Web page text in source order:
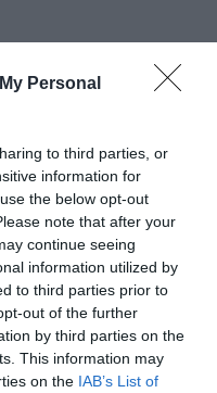
Personal
to third parties, or
information for
the below opt-out
note that after your
continue seeing
information utilized by
to third parties prior to
out of the further
by third parties on the
This information may
on the IAB’s List of